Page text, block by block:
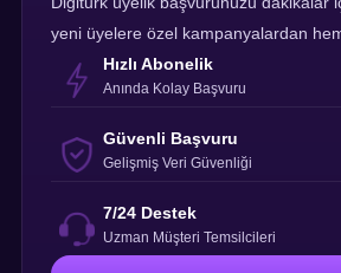
yeni üyelere özel kampanyalardan
Hızlı Abonelik
Anında Kolay Başvuru
Güvenli Başvuru
Gelişmiş Veri Güvenliği
7/24 Destek
Uzman Müşteri Temsilcileri